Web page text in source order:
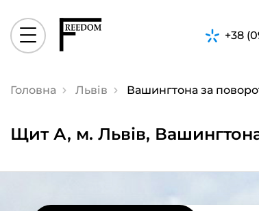
+38
Головна Львів Вашингтона за
Щит А, м. Львів,